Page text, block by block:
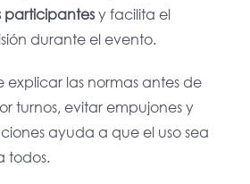
participantesy facilita el
durante el evento.
explicar las normas antes de
turnos, evitar empujones y
ayuda a que el uso sea
todos.